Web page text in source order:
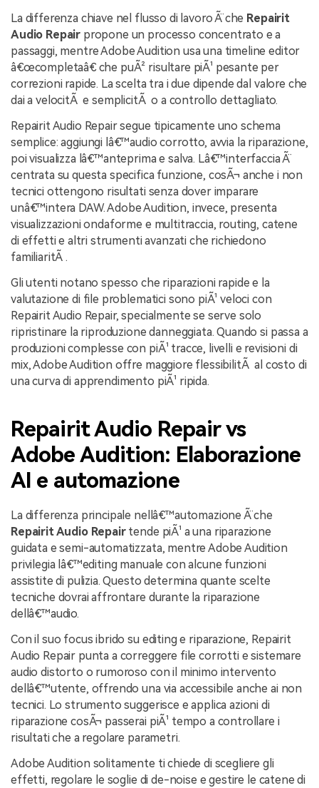
La differenza chiave nel flusso di lavoro Ã¨ che Repairit
Audio Repair propone un processo concentrato e a
passaggi, mentre Adobe Audition usa una timeline editor
â€œcompletaâ€ che puÃ² risultare piÃ¹ pesante per
correzioni rapide. La scelta tra i due dipende dal valore che
dai a velocitÃ e semplicitÃ o a controllo dettagliato.
Repairit Audio Repair segue tipicamente uno schema
semplice: aggiungi lâ€™audio corrotto, avvia la riparazione,
poi visualizza lâ€™anteprima e salva. Lâ€™interfaccia Ã¨
centrata su questa specifica funzione, cosÃ¬ anche i non
tecnici ottengono risultati senza dover imparare
unâ€™intera DAW. Adobe Audition, invece, presenta
visualizzazioni ondaforme e multitraccia, routing, catene
di effetti e altri strumenti avanzati che richiedono
familiaritÃ .
Gli utenti notano spesso che riparazioni rapide e la
valutazione di file problematici sono piÃ¹ veloci con
Repairit Audio Repair, specialmente se serve solo
ripristinare la riproduzione danneggiata. Quando si passa a
produzioni complesse con piÃ¹ tracce, livelli e revisioni di
mix, Adobe Audition offre maggiore flessibilitÃ al costo di
una curva di apprendimento piÃ¹ ripida.
Repairit Audio Repair vs
Adobe Audition: Elaborazione
AI e automazione
La differenza principale nellâ€™automazione Ã¨ che
Repairit Audio Repairtende piÃ¹ a una riparazione
guidata e semi-automatizzata, mentre Adobe Audition
privilegia lâ€™editing manuale con alcune funzioni
assistite di pulizia. Questo determina quante scelte
tecniche dovrai affrontare durante la riparazione
dellâ€™audio.
Con il suo focus ibrido su editing e riparazione, Repairit
Audio Repair punta a correggere file corrotti e sistemare
audio distorto o rumoroso con il minimo intervento
dellâ€™utente, offrendo una via accessibile anche ai non
tecnici. Lo strumento suggerisce e applica azioni di
riparazione cosÃ¬ passerai piÃ¹ tempo a controllare i
risultati che a regolare parametri.
Adobe Audition solitamente ti chiede di scegliere gli
effetti, regolare le soglie di de-noise e gestire le catene di